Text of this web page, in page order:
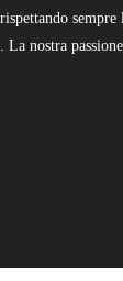
nostra